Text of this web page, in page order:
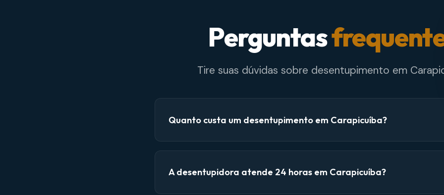
Perguntas
Tire suas dúvidas sobre desentupimento em
Quanto custa um desentupimento em Carapicuíba?
A desentupidora atende 24 horas em Carapicuíba?